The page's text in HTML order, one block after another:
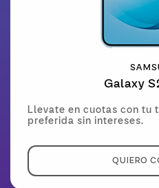
Galaxy
Llevate en cuotas con tu
preferida sin intereses.
QUIERO